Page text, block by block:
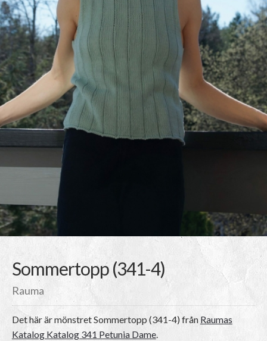
Sommertopp (341-4)
Rauma
Det här är mönstretSommertopp (341-4) från Raumas
Katalog Katalog 341 Petunia Dame.